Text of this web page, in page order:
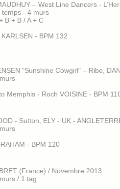
– West Line Dancers -
temps - 4 murs
B + B / A + C
- BPM 132
"Sunshine Cowgirl" – Ribe,
Memphis - Roch VOISINE - BPM
- Sutton, ELY - UK -
- BPM 120
(France) / Novembre 2013
/ 1 tag